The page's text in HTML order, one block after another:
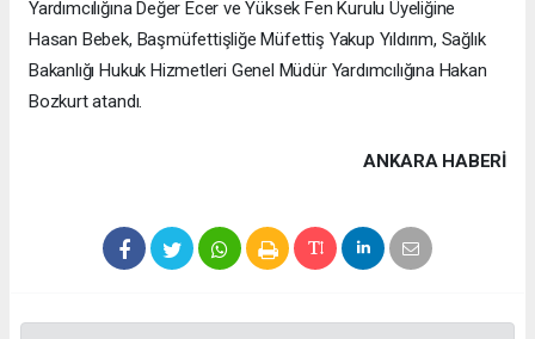
Yardımcılığına Değer Ecer ve Yüksek Fen Kurulu Üyeliğine
Hasan Bebek, Başmüfettişliğe Müfettiş Yakup Yıldırım, Sağlık
Bakanlığı Hukuk Hizmetleri Genel Müdür Yardımcılığına Hakan
Bozkurt atandı.
ANKARA HABERİ